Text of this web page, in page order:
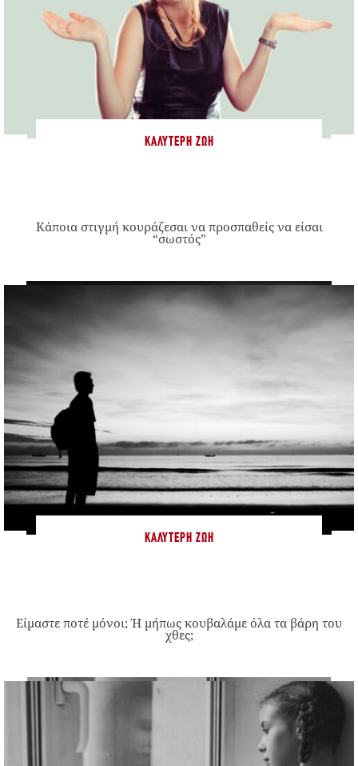
ΚΑΛΎΤΕΡΗ ΖΩΉ
Κάποια στιγμή κουράζεσαι να προσπαθείς να είσαι
“σωστός”
ΚΑΛΎΤΕΡΗ ΖΩΉ
Είμαστε ποτέ μόνοι; Ή μήπως κουβαλάμε όλα τα βάρη του
χθες;